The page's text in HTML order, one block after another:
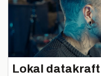
Lokal